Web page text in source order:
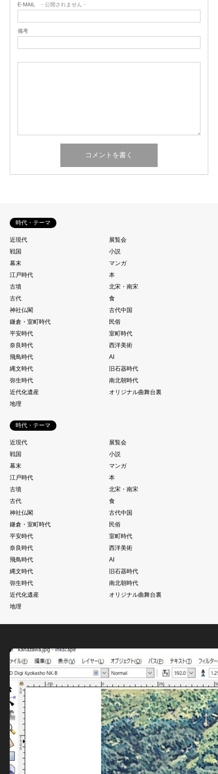
E-MAIL - 公開されません -
備考
時代・テーマ
近現代
展覧会
戦国
小説
幕末
マンガ
江戸時代
本
古墳
北宋・南宋
古代
食
神社仏閣
古代中国
鎌倉・室町時代
民俗
平安時代
室町時代
奈良時代
西洋美術
飛鳥時代
AI
縄文時代
旧石器時代
弥生時代
南北朝時代
近代化遺産
オリジナル曲舞台裏
地理
時代・テーマ
近現代
展覧会
戦国
小説
幕末
マンガ
江戸時代
本
古墳
北宋・南宋
古代
食
神社仏閣
古代中国
鎌倉・室町時代
民俗
平安時代
室町時代
奈良時代
西洋美術
飛鳥時代
AI
縄文時代
旧石器時代
弥生時代
南北朝時代
近代化遺産
オリジナル曲舞台裏
地理